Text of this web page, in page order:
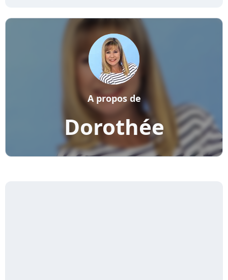
Dorothée
A propos de